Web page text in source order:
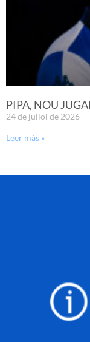
PIPA, NOU
24 de juliol de 2026
Leer más »